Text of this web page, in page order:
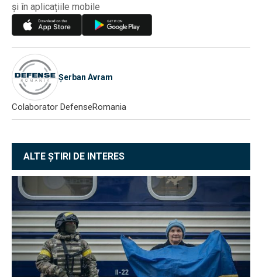
și în aplicațiile mobile
Șerban Avram
Colaborator DefenseRomania
ALTE ȘTIRI DE INTERES